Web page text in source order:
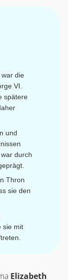
war die
VI.
spätere
und
durch
Thron
sie den
sie mit
Elizabeth